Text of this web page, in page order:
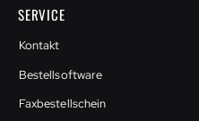
SERVICE
Kontakt
Bestellsoftware
Faxbestellschein